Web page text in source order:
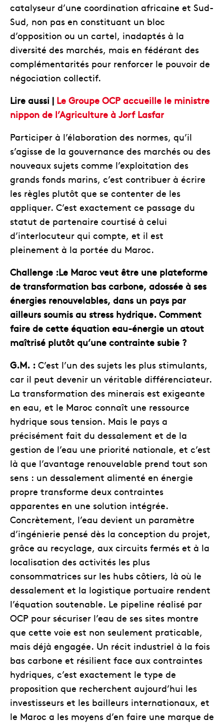
catalyseur d’une coordination africaine et Sud-
Sud, non pas en constituant un bloc
d’opposition ou un cartel, inadaptés à la
diversité des marchés, mais en fédérant des
complémentarités pour renforcer le pouvoir de
négociation collectif.
Lire aussi | Le Groupe OCP accueille le ministre
nippon de l’Agriculture à Jorf Lasfar
Participer à l’élaboration des normes, qu’il
s’agisse de la gouvernance des marchés ou des
nouveaux sujets comme l’exploitation des
grands fonds marins, c’est contribuer à écrire
les règles plutôt que se contenter de les
appliquer. C’est exactement ce passage du
statut de partenaire courtisé à celui
d’interlocuteur qui compte, et il est
pleinement à la portée du Maroc.
Challenge :Le Maroc veut être une plateforme
de transformation bas carbone, adossée à ses
énergies renouvelables, dans un pays par
ailleurs soumis au stress hydrique. Comment
faire de cette équation eau-énergie un atout
maîtrisé plutôt qu’une contrainte subie ?
G.M. : C’est l’un des sujets les plus stimulants,
car il peut devenir un véritable différenciateur.
La transformation des minerais est exigeante
en eau, et le Maroc connaît une ressource
hydrique sous tension. Mais le pays a
précisément fait du dessalement et de la
gestion de l’eau une priorité nationale, et c’est
là que l’avantage renouvelable prend tout son
sens : un dessalement alimenté en énergie
propre transforme deux contraintes
apparentes en une solution intégrée.
Concrètement, l’eau devient un paramètre
d’ingénierie pensé dès la conception du projet,
grâce au recyclage, aux circuits fermés et à la
localisation des activités les plus
consommatrices sur les hubs côtiers, là où le
dessalement et la logistique portuaire rendent
l’équation soutenable. Le pipeline réalisé par
OCP pour sécuriser l’eau de ses sites montre
que cette voie est non seulement praticable,
mais déjà engagée. Un récit industriel à la fois
bas carbone et résilient face aux contraintes
hydriques, c’est exactement le type de
proposition que recherchent aujourd’hui les
investisseurs et les bailleurs internationaux, et
le Maroc a les moyens d’en faire une marque de